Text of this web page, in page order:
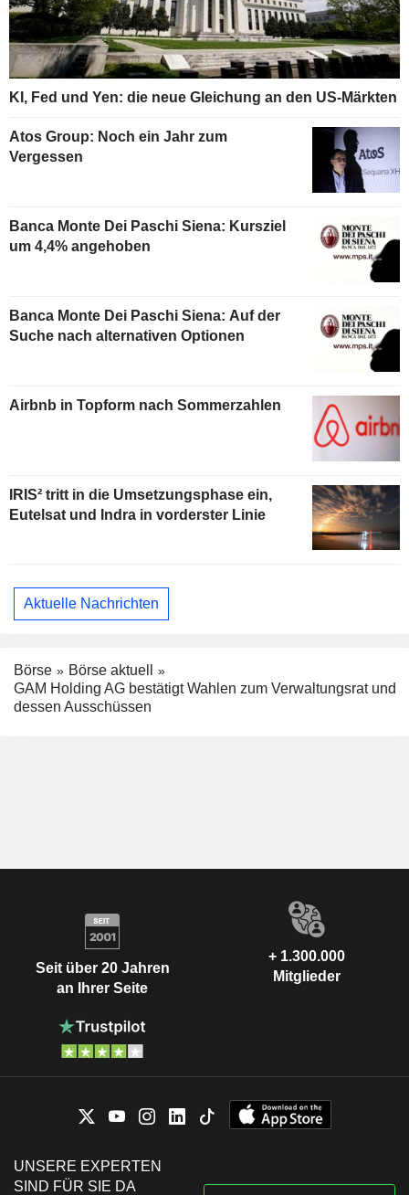
KI, Fed und Yen: die neue Gleichung an den US-Märkten
Atos Group: Noch ein Jahr zum
Vergessen
Banca Monte Dei Paschi Siena: Kursziel
um 4,4% angehoben
Banca Monte Dei Paschi Siena: Auf der
Suche nach alternativen Optionen
Airbnb in Topform nach Sommerzahlen
IRIS² tritt in die Umsetzungsphase ein,
Eutelsat und Indra in vorderster Linie
Aktuelle Nachrichten
Börse
Börse aktuell
GAM Holding AG bestätigt Wahlen zum Verwaltungsrat und
dessen Ausschüssen
Seit über 20 Jahren
an Ihrer Seite
+ 1.300.000
Mitglieder
UNSERE EXPERTEN
SIND FÜR SIE DA